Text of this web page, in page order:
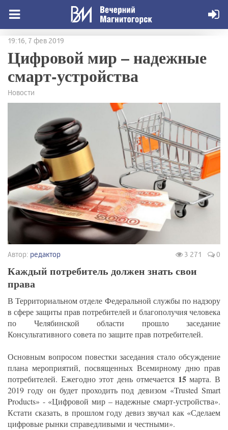
19:16, 7 фев 2019
Цифровой мир – надежные
смарт-устройства
Новости
Автор: редактор 3 271 0
Каждый потребитель должен знать свои
права
В Территориальном отделе Федеральной службы по надзору
в сфере защиты прав потребителей и благополучия человека
по Челябинской области прошло заседание
Консультативного совета по защите прав потребителей.
Основным вопросом повестки заседания стало обсуждение
плана мероприятий, посвященных Всемирному дню прав
потребителей. Ежегодно этот день отмечается 15марта. В
2019 году он будет проходить под девизом «Trusted Smart
Products» - «Цифровой мир – надежные смарт-устройства».
Кстати сказать, в прошлом году девиз звучал как «Сделаем
цифровые рынки справедливыми и честными».